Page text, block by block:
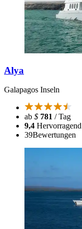
Alya
Galapagos Inseln
ab $ 781 / Tag
9,4 Hervorragend
39Bewertungen